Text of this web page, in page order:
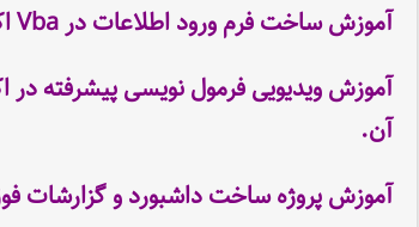
آموزش ساخت فرم ورود اطلاعات در Vba اکسل و کدنویسی کامل آن
آموزش ویدیویی فرمول نویسی پیشرفته
آن.
آموزش پروژه ساختداشبورد و گزارشات